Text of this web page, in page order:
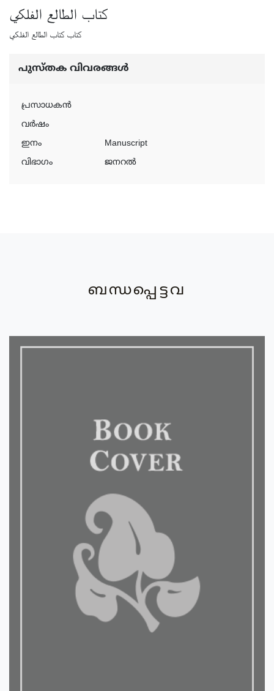
كتاب الطالع الفلكي
كتاب كتاب الطالع الفلكي
പുസ്‌തക വിവരങ്ങള്‍
പ്രസാധകന്‍
വര്‍ഷം
ഇനം
Manuscript
വിഭാഗം
ജനറൽ
ബന്ധപ്പെട്ടവ